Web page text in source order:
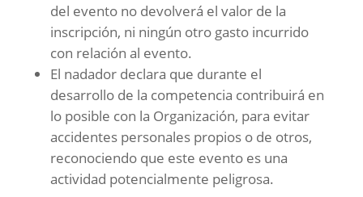
del evento no devolverá el valor de la
inscripción, ni ningún otro gasto incurrido
con relación al evento.
El nadador declara que durante el
desarrollo de la competencia contribuirá en
lo posible con la Organización, para evitar
accidentes personales propios o de otros,
reconociendo que este evento es una
actividad potencialmente peligrosa.